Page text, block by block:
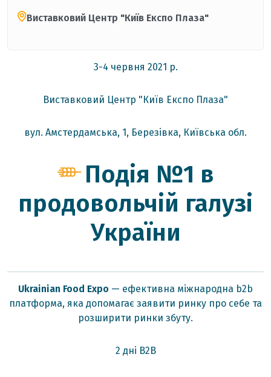
Виставковий Центр "Київ Експо Плаза"
3-4 червня 2021 р.
Виставковий Центр "Київ Експо Плаза"
вул. Амстердамська, 1, Березівка, Київська обл.
Подія №1 в
продовольчій галузі
України
Ukrainian Food Expo — ефективна міжнародна b2b
платформа, яка допомагає заявити ринку про себе та
розширити ринки збуту.
2 дні B2B